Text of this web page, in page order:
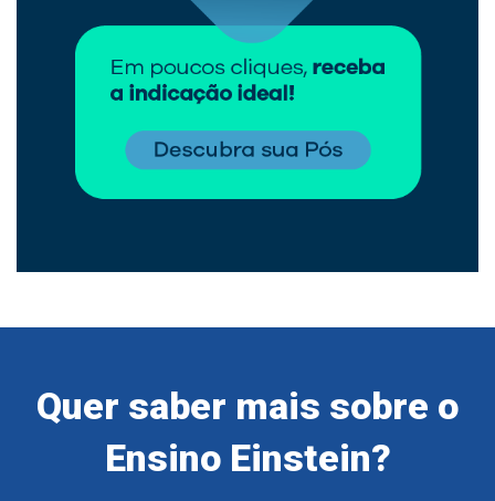
Quer saber mais sobre o
Ensino Einstein?